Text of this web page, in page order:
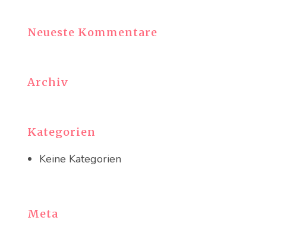
Neueste Kommentare
Archiv
Kategorien
Keine Kategorien
Meta